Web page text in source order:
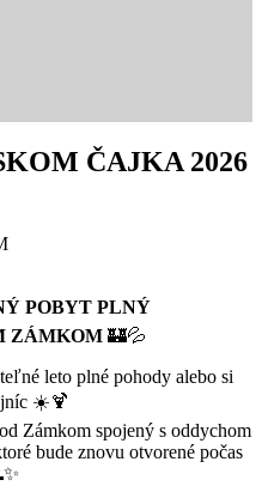
ČAJKA 2026
POBYT PLNÝ
ZÁMKOM 🏰💦
leto plné pohody alebo si
☀️🍹
Zámkom spojený s oddychom
bude znovu otvorené počas